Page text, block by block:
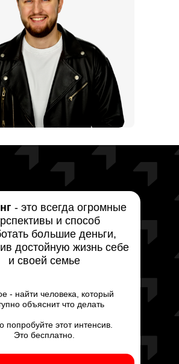
- это всегда огромные
и способ
большие деньги,
достойную жизнь себе
и своей семье
- найти человека, который
объяснит что делать
попробуйте этот интенсив.
Это бесплатно.